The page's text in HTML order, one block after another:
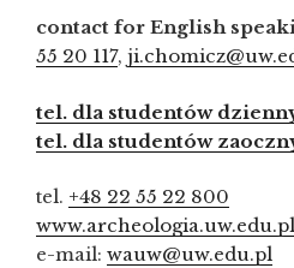
contact for English
55 20 117,
tel. dla studentów
tel. dla studentów
tel. +48 22 55 22 800
www.archeologia.uw.edu.pl
e-mail: wauw@uw.edu.pl